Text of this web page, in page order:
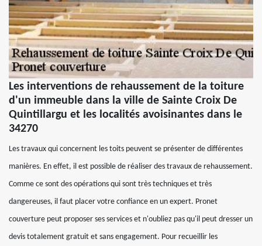
Les interventions de rehaussement de la toiture
d'un immeuble dans la ville de Sainte Croix De
Quintillargu et les localités avoisinantes dans le
34270
Les travaux qui concernent les toits peuvent se présenter de différentes
manières. En effet, il est possible de réaliser des travaux de rehaussement.
Comme ce sont des opérations qui sont très techniques et très
dangereuses, il faut placer votre confiance en un expert. Pronet
couverture peut proposer ses services et n'oubliez pas qu'il peut dresser un
devis totalement gratuit et sans engagement. Pour recueillir les